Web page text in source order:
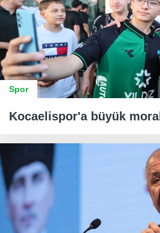
Spor
Kocaelispor'a büyük moral